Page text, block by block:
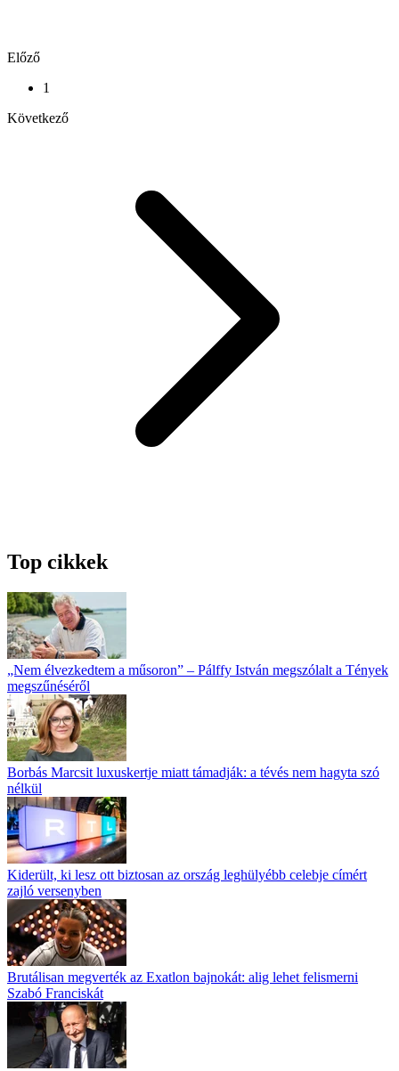
Előző
1
Következő
Top cikkek
„Nem élvezkedtem a műsoron” – Pálffy István megszólalt a Tények
megszűnéséről
Borbás Marcsit luxuskertje miatt támadják: a tévés nem hagyta szó
nélkül
Kiderült, ki lesz ott biztosan az ország leghülyébb celebje címért
zajló versenyben
Brutálisan megverték az Exatlon bajnokát: alig lehet felismerni
Szabó Franciskát